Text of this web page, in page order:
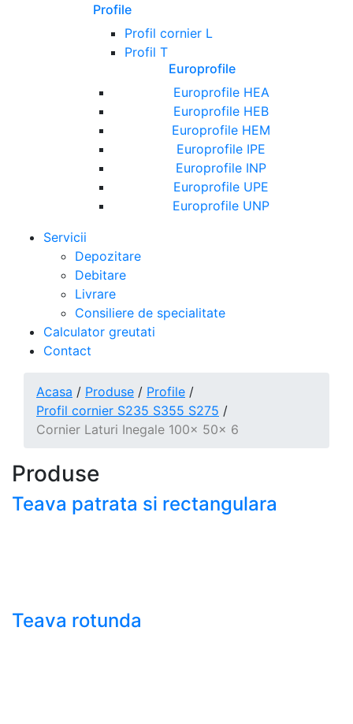
Profile
Profil cornier L
Profil T
Europrofile
Europrofile HEA
Europrofile HEB
Europrofile HEM
Europrofile IPE
Europrofile INP
Europrofile UPE
Europrofile UNP
Servicii
Depozitare
Debitare
Livrare
Consiliere de specialitate
Calculator greutati
Contact
Acasa / Produse / Profile /
Profil cornier S235 S355 S275 /
Cornier Laturi Inegale 100x 50x 6
Produse
Teava patrata si rectangulara
Teava rotunda